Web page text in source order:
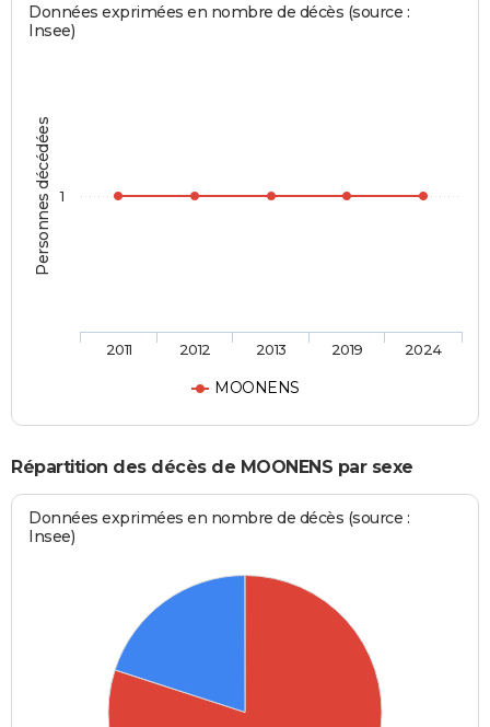
Personnes décédées
Données exprimées en nombre de décès (source :
Insee)
MOONENS
2011 2012 2013 2019 2024
1
Répartition des décès de MOONENS par sexe
Données exprimées en nombre de décès (source :
Insee)